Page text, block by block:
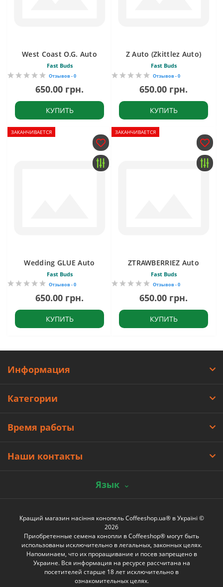
West Coast O.G. Auto
Fast Buds
Отзывов - 0
650.00 грн.
КУПИТЬ
Z Auto (Zkittlez Auto)
Fast Buds
Отзывов - 0
650.00 грн.
КУПИТЬ
ЗАКАНЧИВАЕТСЯ
Wedding GLUE Auto
Fast Buds
Отзывов - 0
650.00 грн.
КУПИТЬ
ЗАКАНЧИВАЕТСЯ
ZTRAWBERRIEZ Auto
Fast Buds
Отзывов - 0
650.00 грн.
КУПИТЬ
Информация
Категории
Время работы
Наши контакты
Язык
Кращий магазин насіння конопель Coffeeshop.ua® в Україні ©
2026
Приобретенные семена конопли в Coffeeshop® могут быть
использованы исключительно в легальных, законных целях.
Напоминаем, что их проращивание и посев запрещено в
Украине. Вся информация на ресурсе рассчитана на
посетителей старше 18 лет исключительно в
ознакомительных целях.